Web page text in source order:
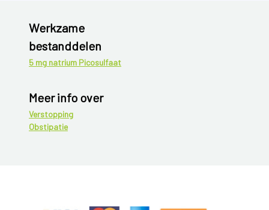
Werkzame
bestanddelen
5 mg natrium Picosulfaat
Meer info over
Verstopping
Obstipatie